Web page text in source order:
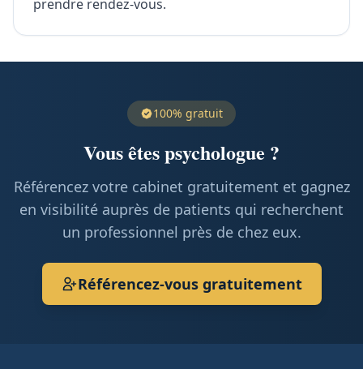
prendre rendez-vous.
100% gratuit
Vous êtes psychologue ?
Référencez votre cabinet gratuitement et gagnez
en visibilité auprès de patients qui recherchent
un professionnel près de chez eux.
Référencez-vous gratuitement